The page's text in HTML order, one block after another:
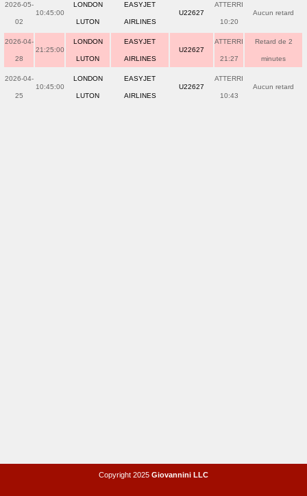
2026-05-
02
10:45:00
LONDON
LUTON
EASYJET
AIRLINES
U22627
ATTERRI
10:20
Aucun retard
2026-04-
28
21:25:00
LONDON
LUTON
EASYJET
AIRLINES
U22627
ATTERRI
21:27
Retard de 2
minutes
2026-04-
25
10:45:00
LONDON
LUTON
EASYJET
AIRLINES
U22627
ATTERRI
10:43
Aucun retard
Copyright 2025 Giovannini LLC